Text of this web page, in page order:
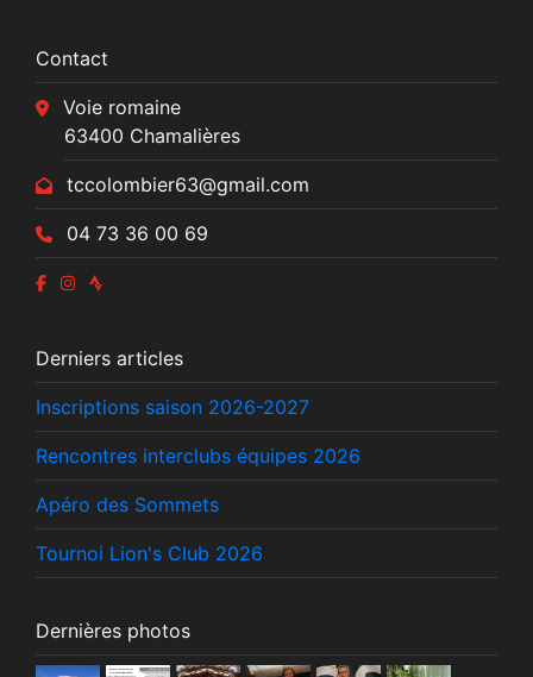
Contact
Voie romaine
63400 Chamalières
tccolombier63@gmail.com
04 73 36 00 69
Derniers articles
Inscriptions saison 2026-2027
Rencontres interclubs équipes 2026
Apéro des Sommets
Tournoi Lion's Club 2026
Dernières photos